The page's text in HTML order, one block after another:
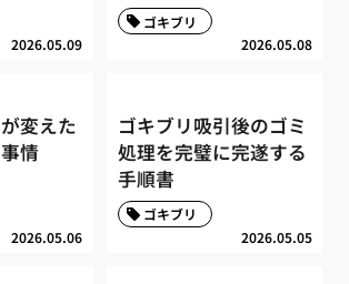
2026.05.09 2026.05.08
ゴキブリ
変えた
情
2026.05.06
ゴキブリ吸引後のゴミ
処理を完璧に完遂する
手順書
2026.05.05
ゴキブリ